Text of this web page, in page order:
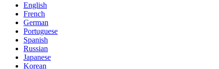
English
French
German
Portuguese
Spanish
Russian
Japanese
Korean